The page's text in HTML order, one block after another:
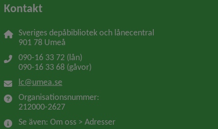
Kontakt
Sveriges depåbibliotek och lånecentral
901 78 Umeå
090-16 33 72 (lån)
090-16 33 68 (gåvor)
lc@umea.se
Organisationsnummer:
212000-2627
Se även: Om oss > Adresser